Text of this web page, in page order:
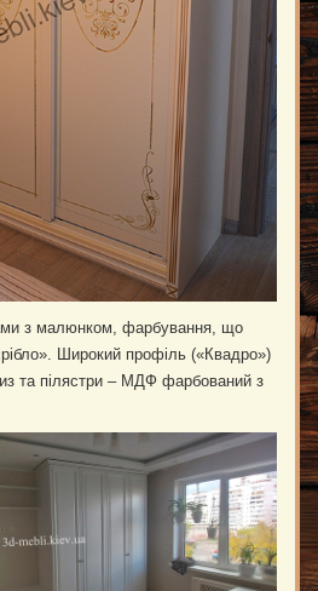
з малюнком, фарбування, що
Широкий профіль («Квадро»)
та пілястри – МДФ фарбований з